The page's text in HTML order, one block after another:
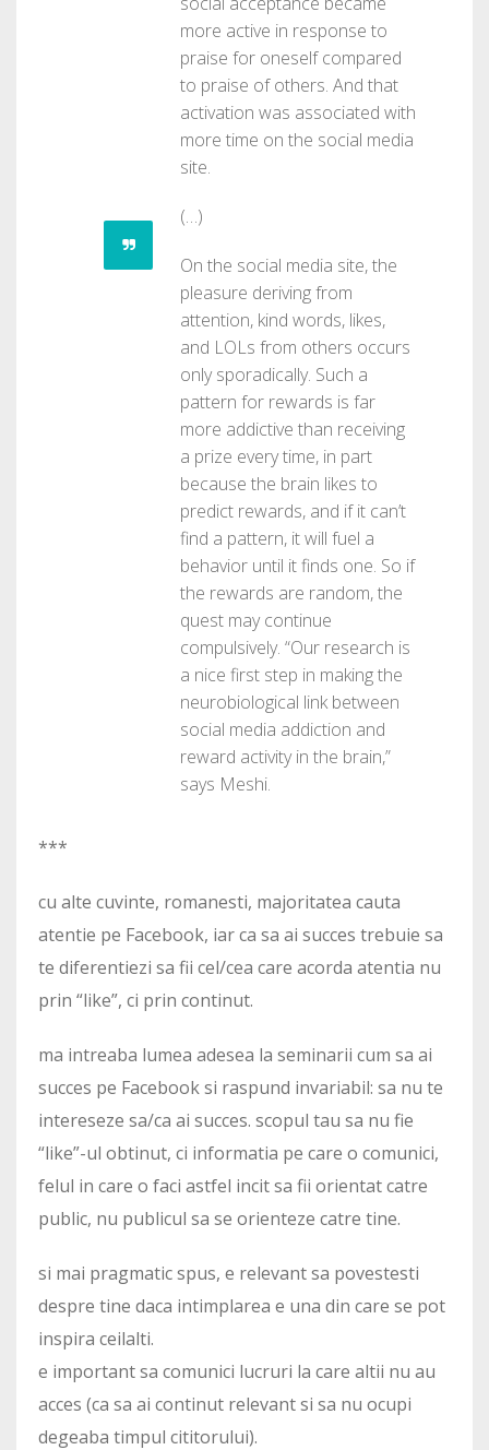
more active in response to
praise for oneself compared
to praise of others. And that
activation was associated with
more time on the social media
site.
(…)
On the social media site, the
pleasure deriving from
attention, kind words, likes,
and LOLs from others occurs
only sporadically. Such a
pattern for rewards is far
more addictive than receiving
a prize every time, in part
because the brain likes to
predict rewards, and if it can’t
find a pattern, it will fuel a
behavior until it finds one. So if
the rewards are random, the
quest may continue
compulsively. “Our research is
a nice first step in making the
neurobiological link between
social media addiction and
reward activity in the brain,”
says Meshi.
***
cu alte cuvinte, romanesti, majoritatea cauta
atentie pe Facebook, iar ca sa ai succes trebuie sa
te diferentiezi sa fii cel/cea care acorda atentia nu
prin “like”, ci prin continut.
ma intreaba lumea adesea la seminarii cum sa ai
succes pe Facebook si raspund invariabil: sa nu te
intereseze sa/ca ai succes. scopul tau sa nu fie
“like”-ul obtinut, ci informatia pe care o comunici,
felul in care o faci astfel incit sa fii orientat catre
public, nu publicul sa se orienteze catre tine.
si mai pragmatic spus, e relevant sa povestesti
despre tine daca intimplarea e una din care se pot
inspira ceilalti.
e important sa comunici lucruri la care altii nu au
acces (ca sa ai continut relevant si sa nu ocupi
degeaba timpul cititorului).